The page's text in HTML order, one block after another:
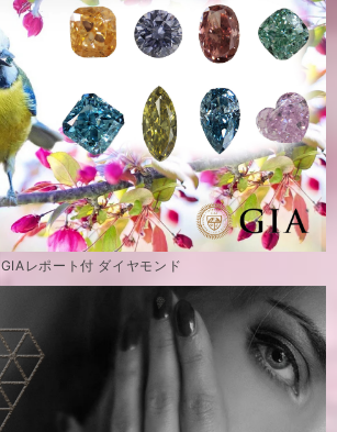
GIAレポート付 ダイヤモンド